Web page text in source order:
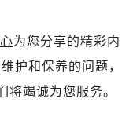
为您分享的精彩内
护和保养的问题，
将竭诚为您服务。